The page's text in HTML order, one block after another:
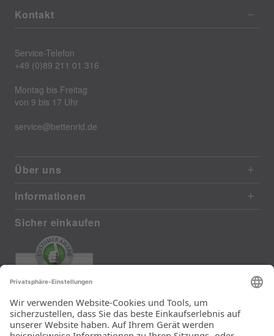
Kontakt
Service-Telefon
+49 (0)89 211 01 316
Montag bis Freitag
von 9 bis 17 Uhr
service@bettenrid.de
Über uns
Informationen
Sicher einkaufen
385 reviews from real customers
(last 12 months)
Total: 11283
Die Auswahl und die
Einfachheit der